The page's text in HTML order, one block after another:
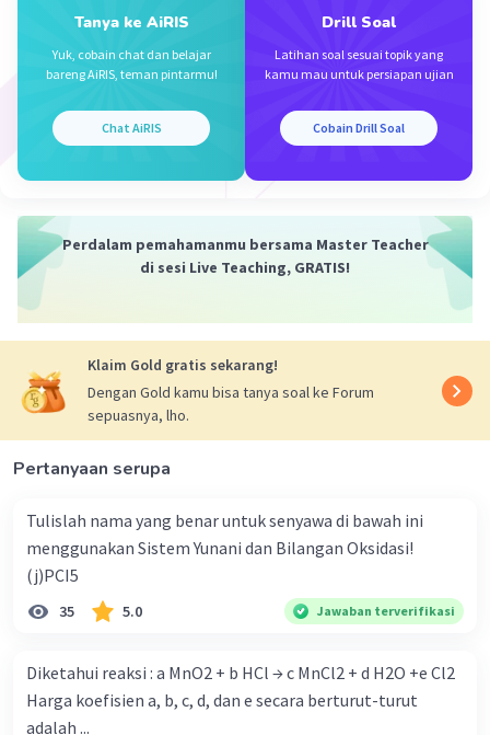
Tanya ke AiRIS
Yuk, cobain chat dan belajar
bareng AiRIS, teman pintarmu!
Chat AiRIS
Drill Soal
Latihan soal sesuai topik yang
kamu mau untuk persiapan ujian
Cobain Drill Soal
Perdalam pemahamanmu bersama Master Teacher
di sesi Live Teaching, GRATIS!
Klaim Gold gratis sekarang!
Dengan Gold kamu bisa tanya soal ke Forum
sepuasnya, lho.
Pertanyaan serupa
Tulislah nama yang benar untuk senyawa di bawah ini
menggunakan Sistem Yunani dan Bilangan Oksidasi!
(j)PCI5
35 5.0 Jawaban terverifikasi
Diketahui reaksi : a MnO2 + b HCl → c MnCl2 + d H2O +e Cl2
Harga koefisien a, b, c, d, dan e secara berturut-turut
adalah ...